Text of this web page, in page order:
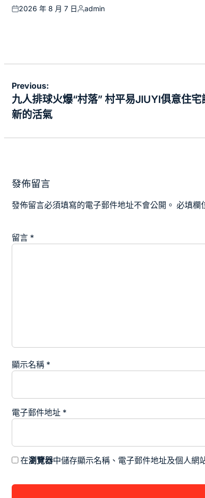
Posted
2026 年 8 月 7 日
Posted
admin
文
章
導
Previous:
九人排球火爆“村落” 村平易JIUYI俱意住
新的活氣
發佈留言
發佈留言必須填寫的電子郵件地址不會公開。 必填欄
留言 *
顯示名稱 *
電子郵件地址 *
在瀏覽器中儲存顯示名稱、電子郵件地址及個人網